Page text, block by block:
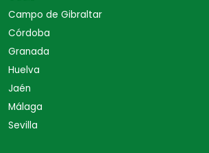
Campo de Gibraltar
Córdoba
Granada
Huelva
Jaén
Málaga
Sevilla